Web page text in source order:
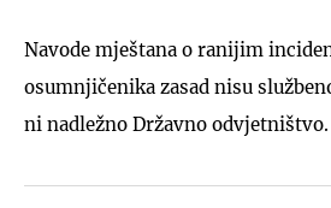
Navode mještana o ranijim
osumnjičenika zasad nisu
ni nadležno Državno odvjetništvo.